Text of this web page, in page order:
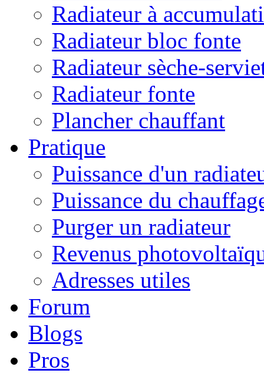
Radiateur à
Radiateur bloc fonte
Radiateur sèche-
Radiateur fonte
Plancher chauffant
Pratique
Puissance d'un
Puissance du
Purger un radiateur
Revenus
Adresses utiles
Forum
Blogs
Pros